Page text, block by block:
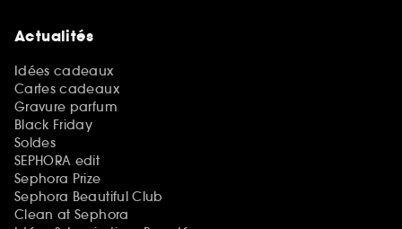
Actualités
Idées cadeaux
Cartes cadeaux
Gravure parfum
Black Friday
Soldes
SEPHORA edit
Sephora Prize
Sephora Beautiful Club
Clean at Sephora